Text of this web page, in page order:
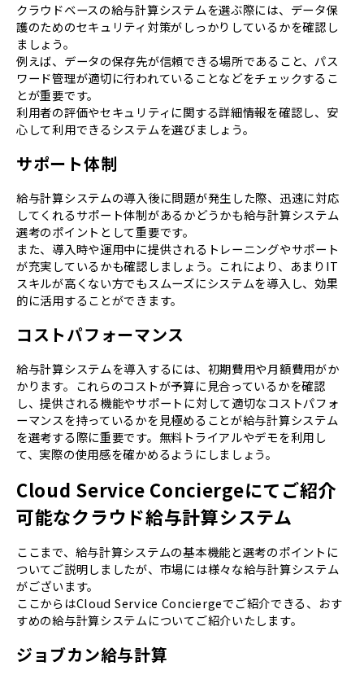
クラウドベースの給与計算システムを選ぶ際には、データ保
護のためのセキュリティ対策がしっかりしているかを確認し
ましょう。
例えば、データの保存先が信頼できる場所であること、パス
ワード管理が適切に行われていることなどをチェックするこ
とが重要です。
利用者の評価やセキュリティに関する詳細情報を確認し、安
心して利用できるシステムを選びましょう。
サポート体制
給与計算システムの導入後に問題が発生した際、迅速に対応
してくれるサポート体制があるかどうかも給与計算システム
選考のポイントとして重要です。
また、導入時や運用中に提供されるトレーニングやサポート
が充実しているかも確認しましょう。これにより、あまりIT
スキルが高くない方でもスムーズにシステムを導入し、効果
的に活用することができます。
コストパフォーマンス
給与計算システムを導入するには、初期費用や月額費用がか
かります。これらのコストが予算に見合っているかを確認
し、提供される機能やサポートに対して適切なコストパフォ
ーマンスを持っているかを見極めることが給与計算システム
を選考する際に重要です。無料トライアルやデモを利用し
て、実際の使用感を確かめるようにしましょう。
Cloud Service Conciergeにてご紹介
可能なクラウド給与計算システム
ここまで、給与計算システムの基本機能と選考のポイントに
ついてご説明しましたが、市場には様々な給与計算システム
がございます。
ここからはCloud Service Conciergeでご紹介できる、おす
すめの給与計算システムについてご紹介いたします。
ジョブカン給与計算